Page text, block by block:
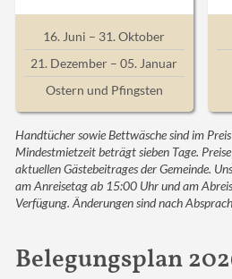
16. Juni – 31. Oktober
21. Dezember – 05. Januar
Ostern und Pfingsten
Handtücher sowie Bettwäsche sind im
Mindestmietzeit beträgt sieben Tage.
aktuellenGästebeitragesder Gemeinde.
am Anreisetag ab 15:00 Uhr und am
Verfügung. Änderungen sind nach
Belegungsplan